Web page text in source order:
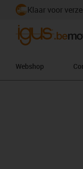
Klaar voor
Webshop